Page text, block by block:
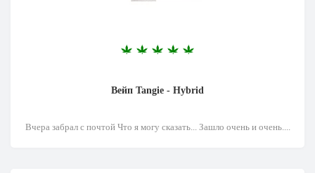
Вейп Tangie - Hybrid
Вчера забрал с почтой Что я могу сказать... Зашло очень и очень....